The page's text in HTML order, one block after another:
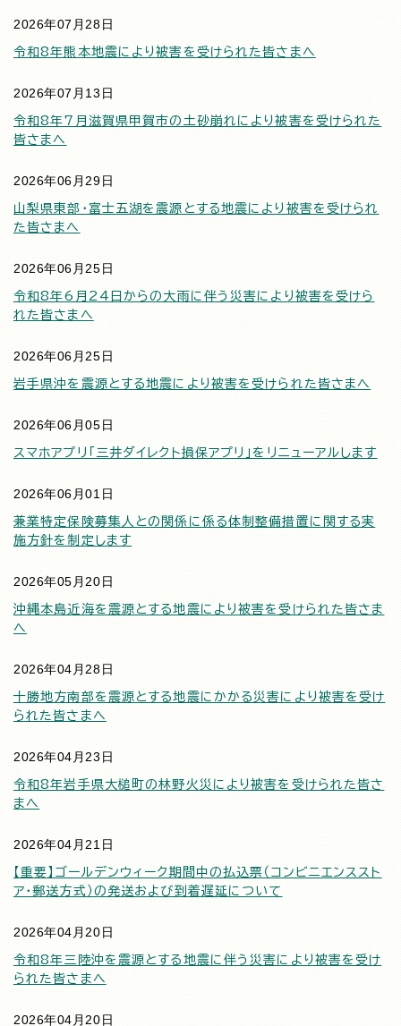
2026年07月28日
令和8年熊本地震により被害を受けられた皆さまへ
2026年07月13日
令和8年7月滋賀県甲賀市の土砂崩れにより被害を受けられた
皆さまへ
2026年06月29日
山梨県東部・富士五湖を震源とする地震により被害を受けられ
た皆さまへ
2026年06月25日
令和8年6月24日からの大雨に伴う災害により被害を受けら
れた皆さまへ
2026年06月25日
岩手県沖を震源とする地震により被害を受けられた皆さまへ
2026年06月05日
スマホアプリ「三井ダイレクト損保アプリ」をリニューアルします
2026年06月01日
兼業特定保険募集人との関係に係る体制整備措置に関する実
施方針を制定します
2026年05月20日
沖縄本島近海を震源とする地震により被害を受けられた皆さま
へ
2026年04月28日
十勝地方南部を震源とする地震にかかる災害により被害を受け
られた皆さまへ
2026年04月23日
令和8年岩手県大槌町の林野火災により被害を受けられた皆さ
まへ
2026年04月21日
【重要】ゴールデンウィーク期間中の払込票（コンビニエンススト
ア・郵送方式）の発送および到着遅延について
2026年04月20日
令和8年三陸沖を震源とする地震に伴う災害により被害を受け
られた皆さまへ
2026年04月20日